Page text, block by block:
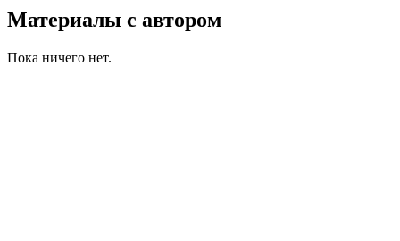
Материалы с автором
Пока ничего нет.